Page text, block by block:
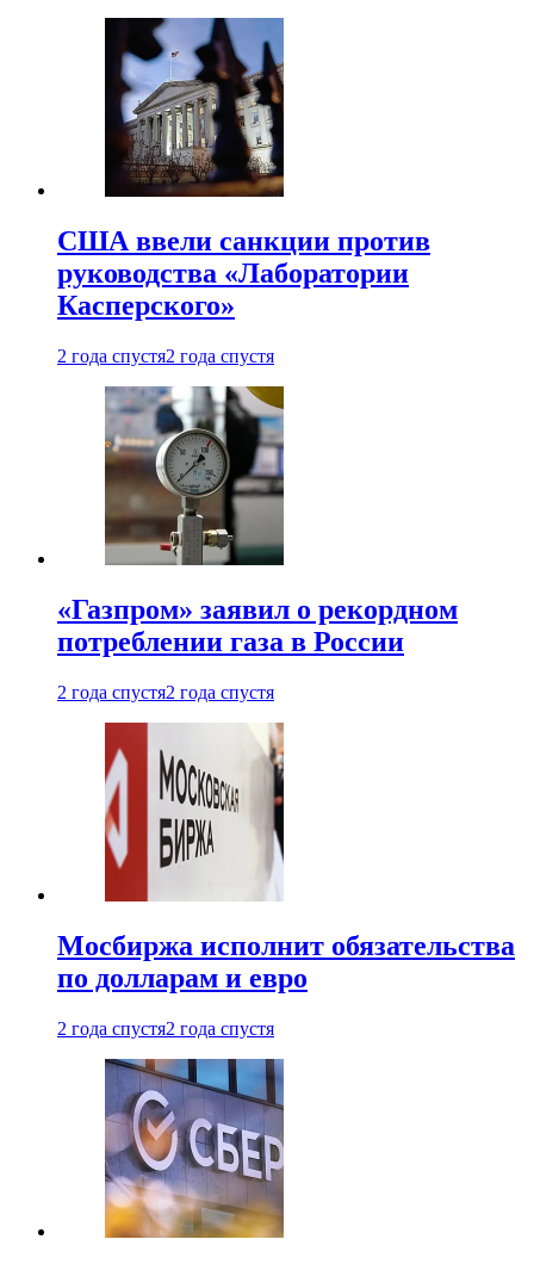
США ввели санкции против
руководства «Лаборатории
Касперского»
2 года спустя2 года спустя
«Газпром» заявил о рекордном
потреблении газа в России
2 года спустя2 года спустя
Мосбиржа исполнит обязательства
по долларам и евро
2 года спустя2 года спустя